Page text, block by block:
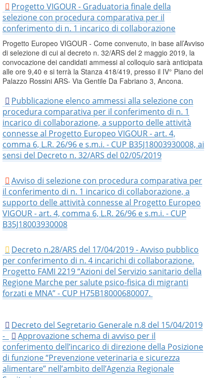
Progetto VIGOUR - Graduatoria finale della
selezione con procedura comparativa per il
conferimento di n. 1 incarico di collaborazione
Progetto Europeo VIGOUR - Come convenuto, in base all’Avviso
di selezione di cui al decreto n. 32/ARS del 2 maggio 2019, la
convocazione dei candidati ammessi al colloquio sarà anticipata
alle ore 9,40 e si terrà la Stanza 418/419, presso il IV° Piano del
Palazzo Rossini ARS- Via Gentile Da Fabriano 3, Ancona.
Pubblicazione elenco ammessi alla selezione con
procedura comparativa per il conferimento di n. 1
incarico di collaborazione, a supporto delle attività
connesse al Progetto Europeo VIGOUR - art. 4,
comma 6, L.R. 26/96 e s.m.i. - CUP B35J18003930008, ai
sensi del Decreto n. 32/ARS del 02/05/2019
Avviso di selezione con procedura comparativa per
il conferimento di n. 1 incarico di collaborazione, a
supporto delle attività connesse al Progetto Europeo
VIGOUR - art. 4, comma 6, L.R. 26/96 e s.m.i. - CUP
B35J18003930008
Decreto n.28/ARS del 17/04/2019 - Avviso pubblico
per conferimento di n. 4 incarichi di collaborazione.
Progetto FAMI 2219 “Azioni del Servizio sanitario della
Regione Marche per salute psico-fisica di migranti
forzati e MNA” - CUP H75B18000680007.
Decreto del Segretario Generale n.8 del 15/04/2019
-
Approvazione schema di avviso per il
conferimento dell’incarico di direzione della Posizione
di funzione “Prevenzione veterinaria e sicurezza
alimentare” nell’ambito dell’Agenzia Regionale